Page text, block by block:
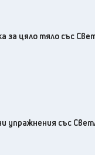
за цяло тяло със
упражнения със